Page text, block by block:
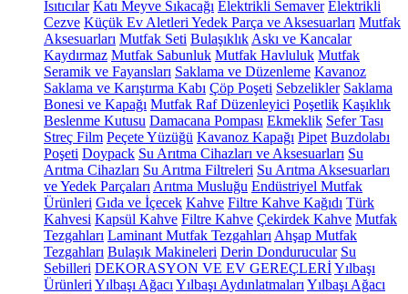
Isıtıcılar Katı Meyve Sıkacağı Elektrikli Semaver Elektrikli
Cezve Küçük Ev Aletleri Yedek Parça ve Aksesuarları Mutfak
Aksesuarları Mutfak Seti Bulaşıklık Askı ve Kancalar
Kaydırmaz Mutfak Sabunluk Mutfak Havluluk Mutfak
Seramik ve Fayansları Saklama ve Düzenleme Kavanoz
Saklama ve Karıştırma Kabı Çöp Poşeti Sebzelikler Saklama
Bonesi ve Kapağı Mutfak Raf Düzenleyici Poşetlik Kaşıklık
Beslenme Kutusu Damacana Pompası Ekmeklik Sefer Tası
Streç Film Peçete Yüzüğü Kavanoz Kapağı Pipet Buzdolabı
Poşeti Doypack Su Arıtma Cihazları ve Aksesuarları Su
Arıtma Cihazları Su Arıtma Filtreleri Su Arıtma Aksesuarları
ve Yedek Parçaları Arıtma Musluğu Endüstriyel Mutfak
Ürünleri Gıda ve İçecek Kahve Filtre Kahve Kağıdı Türk
Kahvesi Kapsül Kahve Filtre Kahve Çekirdek Kahve Mutfak
Tezgahları Laminant Mutfak Tezgahları Ahşap Mutfak
Tezgahları Bulaşık Makineleri Derin Dondurucular Su
Sebilleri DEKORASYON VE EV GEREÇLERİYılbaşı
Ürünleri Yılbaşı Ağacı Yılbaşı Aydınlatmaları Yılbaşı Ağacı